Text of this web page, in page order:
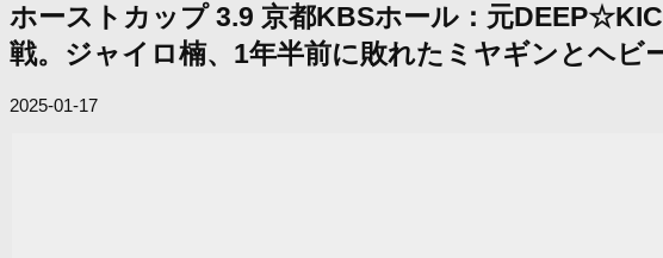
ホーストカップ 3.9 京都KBSホール：元
戦。ジャイロ楠、1年半前に敗れたミヤギンとヘビ
2025-01-17